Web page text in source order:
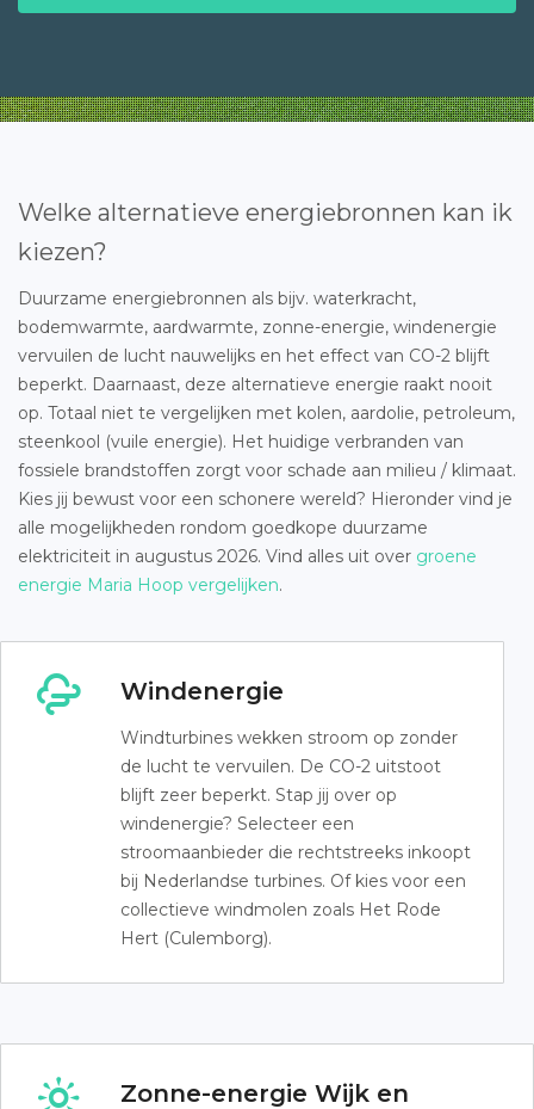
Welke alternatieve energiebronnen kan ik
kiezen?
Duurzame energiebronnen als bijv. waterkracht,
bodemwarmte, aardwarmte, zonne-energie, windenergie
vervuilen de lucht nauwelijks en het effect van CO-2 blijft
beperkt. Daarnaast, deze alternatieve energie raakt nooit
op. Totaal niet te vergelijken met kolen, aardolie, petroleum,
steenkool (vuile energie). Het huidige verbranden van
fossiele brandstoffen zorgt voor schade aan milieu / klimaat.
Kies jij bewust voor een schonere wereld? Hieronder vind je
alle mogelijkheden rondom goedkope duurzame
elektriciteit in augustus 2026. Vind alles uit over groene
energie Maria Hoop vergelijken.
Windenergie
Windturbines wekken stroom op zonder
de lucht te vervuilen. De CO-2 uitstoot
blijft zeer beperkt. Stap jij over op
windenergie? Selecteer een
stroomaanbieder die rechtstreeks inkoopt
bij Nederlandse turbines. Of kies voor een
collectieve windmolen zoals Het Rode
Hert (Culemborg).
Zonne-energie Wijk en